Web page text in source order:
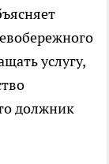
услугу,
должник